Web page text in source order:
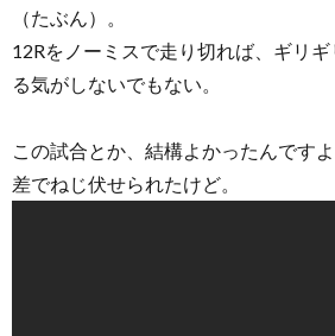
（たぶん）。
12Rをノーミスで走り切れば、ギリ
る気がしないでもない。
この試合とか、結構よかったんです
差でねじ伏せられたけど。